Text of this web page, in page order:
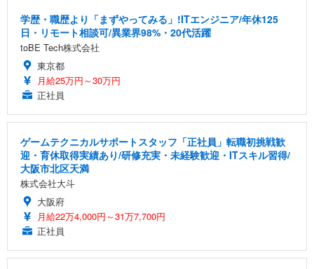
学歴・職歴より「まずやってみる」!ITエンジニア/年休125
日・リモート相談可/異業界98%・20代活躍
toBE Tech株式会社
東京都
月給25万円～30万円
正社員
ゲームテクニカルサポートスタッフ「正社員」転職初挑戦歓
迎・育休取得実績あり/研修充実・未経験歓迎・ITスキル習得/
大阪市北区天満
株式会社大斗
大阪府
月給22万4,000円～31万7,700円
正社員